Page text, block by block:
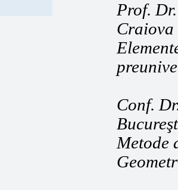
Prof. Dr.
Craiova
Conf.
Metode